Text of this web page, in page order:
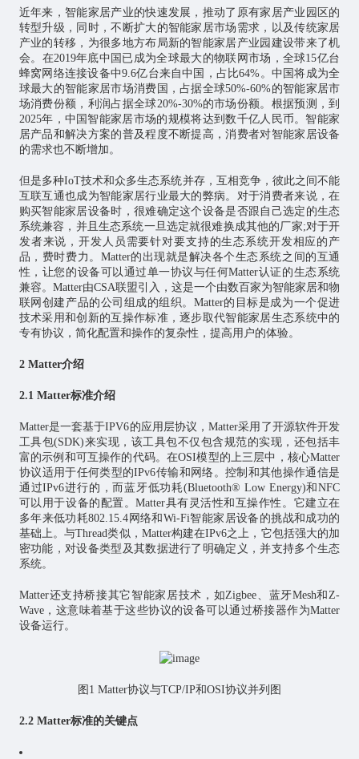
近年来，智能家居产业的快速发展，推动了原有家居产业园区的
转型升级，同时，不断扩大的智能家居市场需求，以及传统家居
产业的转移，为很多地方布局新的智能家居产业园建设带来了机
会。在2019年底中国已成为全球最大的物联网市场，全球15亿台
蜂窝网络连接设备中9.6亿台来自中国，占比64%。中国将成为全
球最大的智能家居市场消费国，占据全球50%-60%的智能家居市
场消费份额，利润占据全球20%-30%的市场份额。根据预测，到
2025年，中国智能家居市场的规模将达到数千亿人民币。智能家
居产品和解决方案的普及程度不断提高，消费者对智能家居设备
的需求也不断增加。
但是多种IoT技术和众多生态系统并存，互相竞争，彼此之间不能
互联互通也成为智能家居行业最大的弊病。对于消费者来说，在
购买智能家居设备时，很难确定这个设备是否跟自己选定的生态
系统兼容，并且生态系统一旦选定就很难换成其他的厂家;对于开
发者来说，开发人员需要针对要支持的生态系统开发相应的产
品，费时费力。Matter的出现就是解决各个生态系统之间的互通
性，让您的设备可以通过单一协议与任何Matter认证的生态系统
兼容。Matter由CSA联盟引入，这是一个由数百家为智能家居和物
联网创建产品的公司组成的组织。Matter的目标是成为一个促进
技术采用和创新的互操作标准，逐步取代智能家居生态系统中的
专有协议，简化配置和操作的复杂性，提高用户的体验。
2 Matter介绍
2.1 Matter标准介绍
Matter是一套基于IPV6的应用层协议，Matter采用了开源软件开发
工具包(SDK)来实现，该工具包不仅包含规范的实现，还包括丰
富的示例和可互操作的代码。在OSI模型的上三层中，核心Matter
协议适用于任何类型的IPv6传输和网络。控制和其他操作通信是
通过IPv6进行的，而蓝牙低功耗(Bluetooth® Low Energy)和NFC
可以用于设备的配置。Matter具有灵活性和互操作性。它建立在
多年来低功耗802.15.4网络和Wi-Fi智能家居设备的挑战和成功的
基础上。与Thread类似，Matter构建在IPv6之上，它包括强大的加
密功能，对设备类型及其数据进行了明确定义，并支持多个生态
系统。
Matter还支持桥接其它智能家居技术，如Zigbee、蓝牙Mesh和Z-
Wave，这意味着基于这些协议的设备可以通过桥接器作为Matter
设备运行。
图1 Matter协议与TCP/IP和OSI协议并列图
2.2 Matter标准的关键点